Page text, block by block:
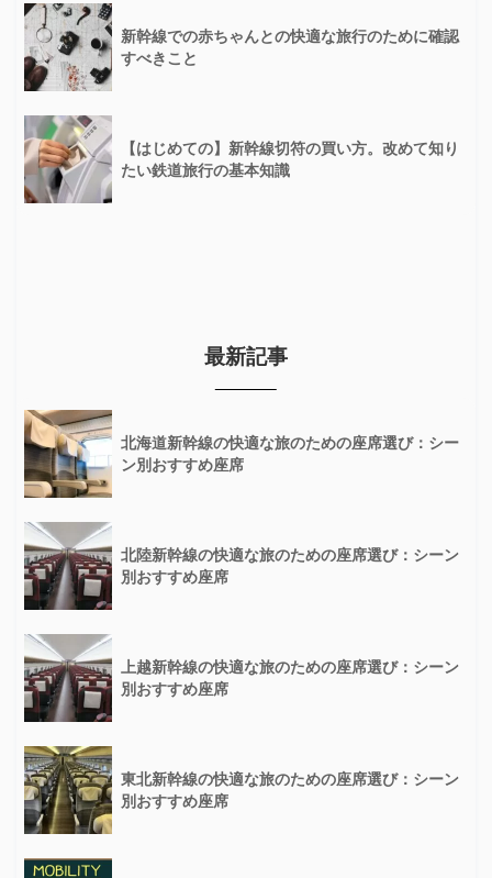
新幹線での赤ちゃんとの快適な旅行のために確認
すべきこと
【はじめての】新幹線切符の買い方。改めて知り
たい鉄道旅行の基本知識
最新記事
北海道新幹線の快適な旅のための座席選び：シー
ン別おすすめ座席
北陸新幹線の快適な旅のための座席選び：シーン
別おすすめ座席
上越新幹線の快適な旅のための座席選び：シーン
別おすすめ座席
東北新幹線の快適な旅のための座席選び：シーン
別おすすめ座席